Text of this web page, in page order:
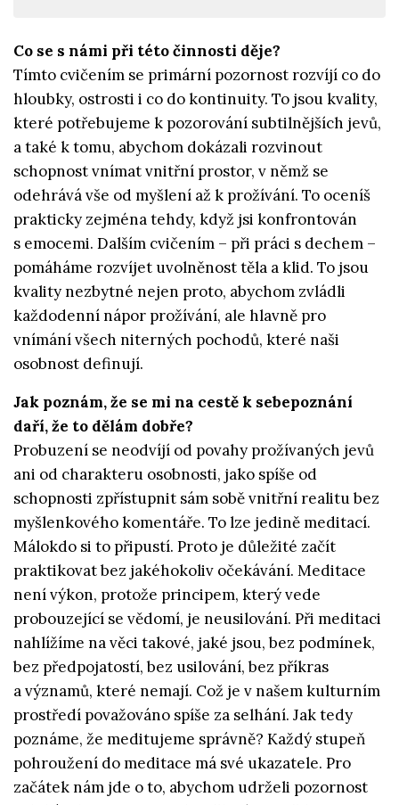
Co se s námi při této činnosti děje?
Tímto cvičením se primární pozornost rozvíjí co do
hloubky, ostrosti i co do kontinuity. To jsou kvality,
které potřebujeme k pozorování subtilnějších jevů,
a také k tomu, abychom dokázali rozvinout
schopnost vnímat vnitřní prostor, v němž se
odehrává vše od myšlení až k prožívání. To oceníš
prakticky zejména tehdy, když jsi konfrontován
s emocemi. Dalším cvičením – při práci s dechem –
pomáháme rozvíjet uvolněnost těla a klid. To jsou
kvality nezbytné nejen proto, abychom zvládli
každodenní nápor prožívání, ale hlavně pro
vnímání všech niterných pochodů, které naši
osobnost definují.
Jak poznám, že se mi na cestě k sebepoznání
daří, že to dělám dobře?
Probuzení se neodvíjí od povahy prožívaných jevů
ani od charakteru osobnosti, jako spíše od
schopnosti zpřístupnit sám sobě vnitřní realitu bez
myšlenkového komentáře. To lze jedině meditací.
Málokdo si to připustí. Proto je důležité začít
praktikovat bez jakéhokoliv očekávání. Meditace
není výkon, protože principem, který vede
probouzející se vědomí, je neusilování. Při meditaci
nahlížíme na věci takové, jaké jsou, bez podmínek,
bez předpojatostí, bez usilování, bez příkras
a významů, které nemají. Což je v našem kulturním
prostředí považováno spíše za selhání. Jak tedy
poznáme, že meditujeme správně? Každý stupeň
pohroužení do meditace má své ukazatele. Pro
začátek nám jde o to, abychom udrželi pozornost